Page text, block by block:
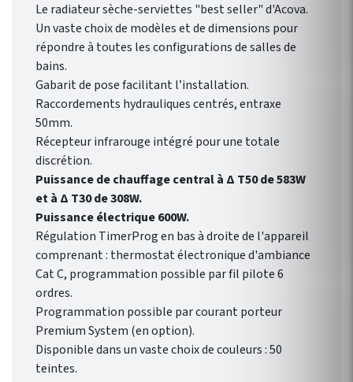
Pilotage des radiateurs de
l’extérieur comme de
l’intérieur avec l’ application
Heatzy : réaliser de vraie
économie d’énergie !
hebdomadaire
rythme de vie !
Le radiateur sèche-serviettes "best seller" d'Acova.
Un vaste choix de modèles et de dimensions pour
répondre à toutes les configurations de salles de
bains.
Gabarit de pose facilitant l’installation.
Raccordements hydrauliques centrés, entraxe
50mm.
Récepteur infrarouge intégré pour une totale
discrétion.
Puissance de chauffage central à Δ T50 de 583W
et à Δ T30 de 308W.
Puissance électrique 600W.
Régulation TimerProg en bas à droite de l'appareil
comprenant : thermostat électronique d'ambiance
Cat C, programmation possible par fil pilote 6
ordres.
Programmation possible par courant porteur
Premium System (en option).
Disponible dans un vaste choix de couleurs : 50
teintes.